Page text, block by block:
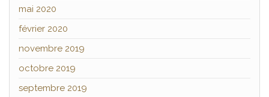
mai 2020
février 2020
novembre 2019
octobre 2019
septembre 2019